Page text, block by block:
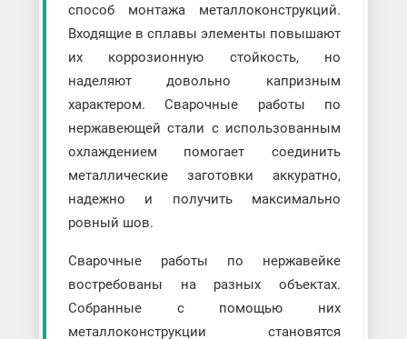
способ монтажа металлоконструкций.
Входящие в сплавы элементы повышают
их коррозионную стойкость, но
наделяют довольно капризным
характером. Сварочные работы по
нержавеющей стали с использованным
охлаждением помогает соединить
металлические заготовки аккуратно,
надежно и получить максимально
ровный шов.
Сварочные работы по нержавейке
востребованы на разных объектах.
Собранные с помощью них
металлоконструкции становятся